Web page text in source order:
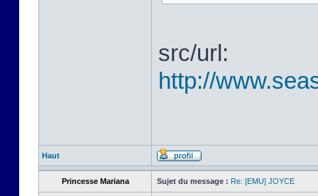
src/url:
http://
Haut
Princesse Mariana Sujet du message : Re: [EMU] JOYCE